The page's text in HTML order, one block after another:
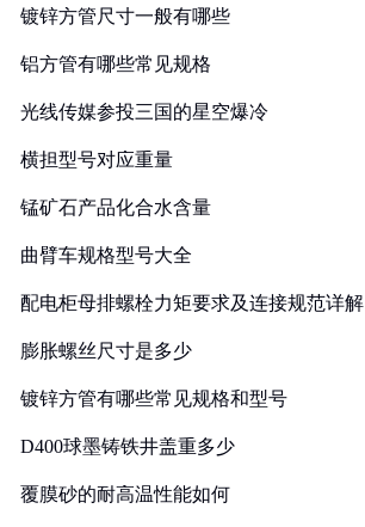
镀锌方管尺寸一般有哪些
铝方管有哪些常见规格
光线传媒参投三国的星空爆冷
横担型号对应重量
锰矿石产品化合水含量
曲臂车规格型号大全
配电柜母排螺栓力矩要求及连接规范详解
膨胀螺丝尺寸是多少
镀锌方管有哪些常见规格和型号
D400球墨铸铁井盖重多少
覆膜砂的耐高温性能如何